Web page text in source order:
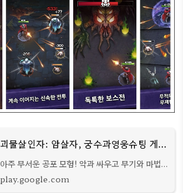
괴물살인자: 암살자, 궁수과영웅슈팅 게임 - Google Play 앱
아주 무서운 공포 모험! 악과 싸우고 무기와 마법을
사용하십시오!
play.google.com